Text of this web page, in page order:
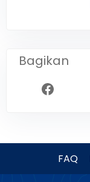
Bagikan
FAQ